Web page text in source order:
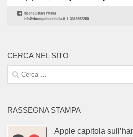
CERCA NEL SITO
Ricerca
per:
RASSEGNA STAMPA
Apple capitola